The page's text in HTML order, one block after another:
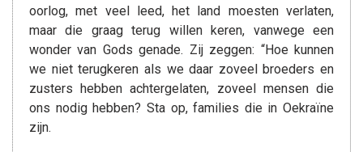
oorlog, met veel leed, het land moesten verlaten,
maar die graag terug willen keren, vanwege een
wonder van Gods genade. Zij zeggen: “Hoe kunnen
we niet terugkeren als we daar zoveel broeders en
zusters hebben achtergelaten, zoveel mensen die
ons nodig hebben? Sta op, families die in Oekraïne
zijn.